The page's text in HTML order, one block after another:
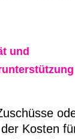
und
Kosten